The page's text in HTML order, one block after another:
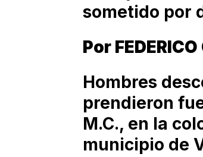
sometido por
Por
Hombres
prendieron
M.C., en la
municipio de